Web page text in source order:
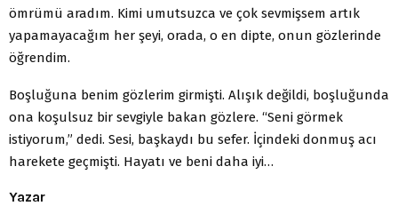
ömrümü aradım. Kimi umutsuzca ve çok sevmişsem artık
yapamayacağım her şeyi, orada, o en dipte, onun gözlerinde
öğrendim.
Boşluğuna benim gözlerim girmişti. Alışık değildi, boşluğunda
ona koşulsuz bir sevgiyle bakan gözlere. “Seni görmek
istiyorum,” dedi. Sesi, başkaydı bu sefer. İçindeki donmuş acı
harekete geçmişti. Hayatı ve beni daha iyi…
Yazar